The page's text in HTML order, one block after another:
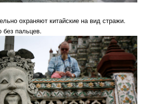
охраняют китайские на вид стражи.
без пальцев.